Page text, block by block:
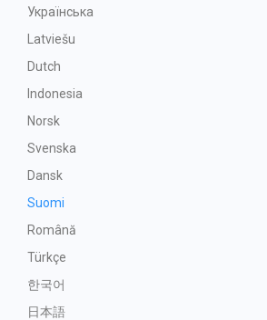
Українська
Latviešu
Dutch
Indonesia
Norsk
Svenska
Dansk
Suomi
Română
Türkçe
한국어
日本語